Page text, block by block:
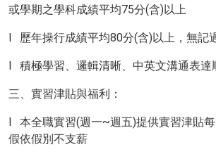
或學期之學科成績平均75分(含)以上
l 歷年操行成績平均80分(含)以上，無記
l 積極學習、邏輯清晰、中英文溝通表達
三、實習津貼與福利：
l 本全職實習(週一~週五)提供實習津貼
假依假別不支薪